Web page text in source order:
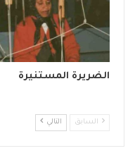
الضريرة المستنيرة
السابق التالي